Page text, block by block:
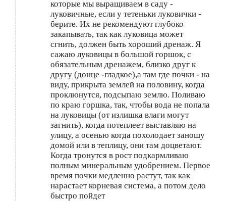
которые мы выращиваем в саду -
луковичные, если у тетеньки луковички -
берите. Их не рекомендуют глубоко
закапывать, так как луковица может
сгнить, должен быть хороший дренаж. Я
сажаю луковицы в большой горшок, с
обязательным дренажем, близко друг к
другу (донце -гладкое),а там где почки - на
виду, прикрыта землей на половину, когда
проклюнутся, подсыпаю землю. Поливаю
по краю горшка, так, чтобы вода не попала
на луковицы (от излишка влаги могут
загнить), когда потеплеет выставляю на
улицу, а осенью когда похолодает заношу
домой или в теплицу, они там доцветают.
Когда тронутся в рост подкармливаю
полным минеральным удобрением. Первое
время почки медленно растут, так как
нарастает корневая система, а потом дело
быстро пойдет